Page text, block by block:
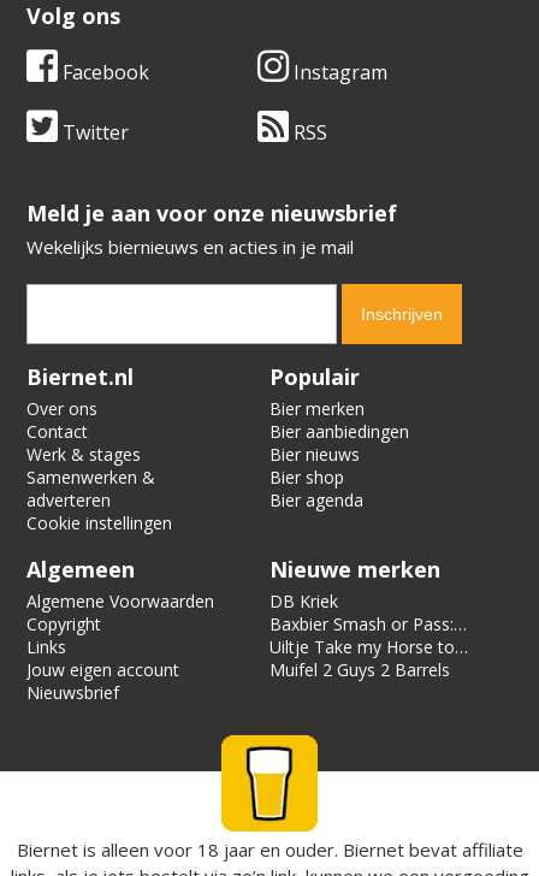
Volg ons
Facebook Instagram
Twitter RSS
​​​​​​​Meld je aan voor onze nieuwsbrief
Wekelijks biernieuws en acties in je mail
Verification code:
Biernet.nl
Over ons
Contact
Werk & stages
Samenwerken &
adverteren
Cookie instellingen
Populair
Bier merken
Bier aanbiedingen
Bier nieuws
Bier shop
Bier agenda
Algemeen
Algemene Voorwaarden
Copyright
Links
Jouw eigen account
Nieuwsbrief
Nieuwe merken
DB Kriek
Baxbier Smash or Pass:
Strata
Uiltje Take my Horse to
the Hotel Room
Muifel 2 Guys 2 Barrels
Biernet is alleen voor 18 jaar en ouder. Biernet bevat affiliate